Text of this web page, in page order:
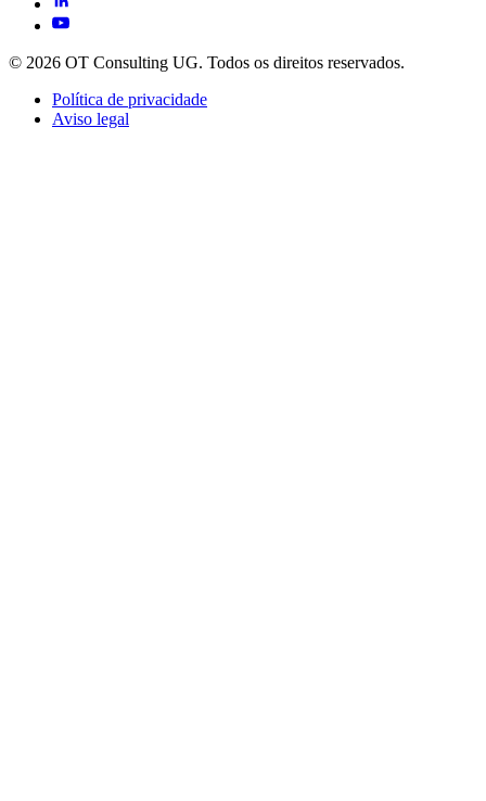
© 2026 OT Consulting UG. Todos os direitos reservados.
Política de privacidade
Aviso legal